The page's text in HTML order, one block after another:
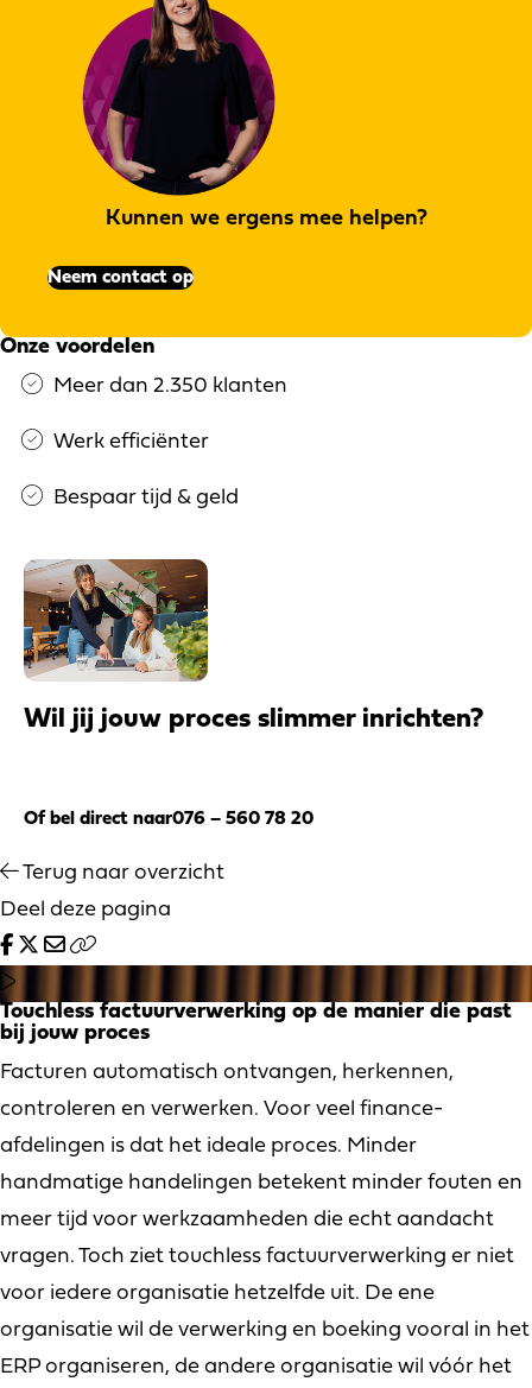
Kunnen we ergens mee helpen?
Neem contact op
Onze voordelen
Meer dan 2.350 klanten
Werk efficiënter
Bespaar tijd & geld
Wil jij jouw proces slimmer inrichten?
Of bel direct naar076 – 560 78 20
Terug naar overzicht
Deel deze pagina
Touchless factuurverwerking op de manier die past
bij jouw proces
Facturen automatisch ontvangen, herkennen,
controleren en verwerken. Voor veel finance-
afdelingen is dat het ideale proces. Minder
handmatige handelingen betekent minder fouten en
meer tijd voor werkzaamheden die echt aandacht
vragen. Toch ziet touchless factuurverwerking er niet
voor iedere organisatie hetzelfde uit. De ene
organisatie wil de verwerking en boeking vooral in het
ERP organiseren, de andere organisatie wil vóór het